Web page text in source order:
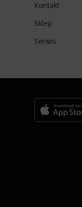
Kontakt
Sklep
Serwis